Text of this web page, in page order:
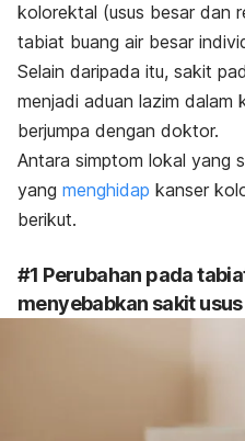
kolorektal (usus besar dan
tabiat buang air besar
Selain daripada itu, sakit
menjadi aduan lazim dalam
berjumpa dengan doktor.
Antara simptom lokal yang
yang menghidap kanser
berikut.
#1 Perubahan pada
menyebabkan sakit usus